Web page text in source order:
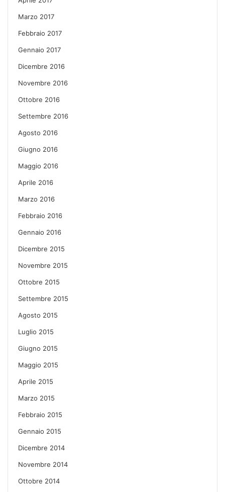
Marzo 2017
Febbraio 2017
Gennaio 2017
Dicembre 2016
Novembre 2016
Ottobre 2016
Settembre 2016
Agosto 2016
Giugno 2016
Maggio 2016
Aprile 2016
Marzo 2016
Febbraio 2016
Gennaio 2016
Dicembre 2015
Novembre 2015
Ottobre 2015
Settembre 2015
Agosto 2015
Luglio 2015
Giugno 2015
Maggio 2015
Aprile 2015
Marzo 2015
Febbraio 2015
Gennaio 2015
Dicembre 2014
Novembre 2014
Ottobre 2014